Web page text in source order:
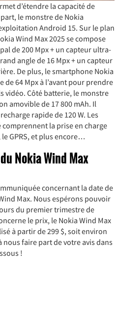
d’étendre la capacité de
part, le monstre de Nokia
Android 15. Sur le plan
Wind Max 2025 se compose
de 200 Mpx + un capteur ultra-
angle de 16 Mpx + un capteur
De plus, le smartphone Nokia
64 Mpx à l’avant pour prendre
vidéo. Côté batterie, le monstre
amovible de 17 800 mAh. Il
rapide de 120 W. Les
la prise en charge
GPRS, et plus encore…
Nokia Wind Max
concernant la date de
Max. Nous espérons pouvoir
du premier trimestre de
le prix, le Nokia Wind Max
à partir de 299 $, soit environ
nous faire part de votre avis dans
!